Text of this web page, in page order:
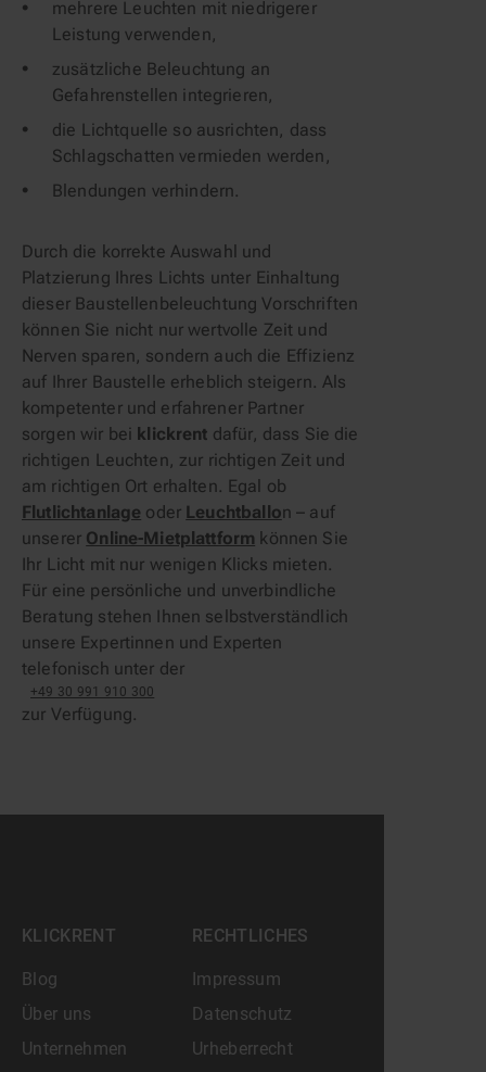
mehrere Leuchten mit niedrigerer
Leistung verwenden,
zusätzliche Beleuchtung an
Gefahrenstellen integrieren,
die Lichtquelle so ausrichten, dass
Schlagschatten vermieden werden,
Blendungen verhindern.
Durch die korrekte Auswahl und
Platzierung Ihres Lichts unter Einhaltung
dieser Baustellenbeleuchtung Vorschriften
können Sie nicht nur wertvolle Zeit und
Nerven sparen, sondern auch die Effizienz
auf Ihrer Baustelle erheblich steigern. Als
kompetenter und erfahrener Partner
sorgen wir bei klickrent dafür, dass Sie die
richtigen Leuchten, zur richtigen Zeit und
am richtigen Ort erhalten. Egal ob
Flutlichtanlage oder Leuchtballon – auf
unserer Online-Mietplattform können Sie
Ihr Licht mit nur wenigen Klicks mieten.
Für eine persönliche und unverbindliche
Beratung stehen Ihnen selbstverständlich
unsere Expertinnen und Experten
telefonisch unter der
+49 30 991 910 300
zur Verfügung.
KLICKRENT
Blog
Über uns
Unternehmen
RECHTLICHES
Impressum
Datenschutz
Urheberrecht